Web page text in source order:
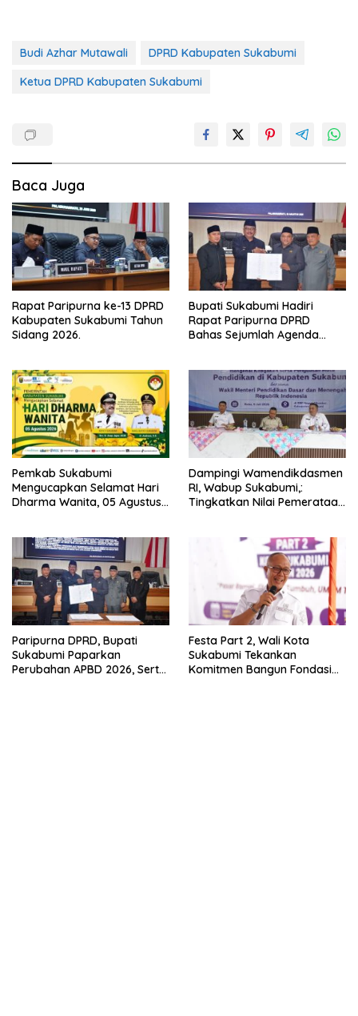
Budi Azhar Mutawali
DPRD Kabupaten Sukabumi
Ketua DPRD Kabupaten Sukabumi
Baca Juga
Rapat Paripurna ke-13 DPRD
Kabupaten Sukabumi Tahun
Sidang 2026.
Bupati Sukabumi Hadiri
Rapat Paripurna DPRD
Bahas Sejumlah Agenda
Pemkab Sukabumi
Mengucapkan Selamat Hari
Dharma Wanita, 05 Agustus
Dampingi Wamendikdasmen
RI, Wabup Sukabumi,:
Tingkatkan Nilai Pemerataan
Paripurna DPRD, Bupati
Sukabumi Paparkan
Perubahan APBD 2026, Serta
Festa Part 2, Wali Kota
Sukabumi Tekankan
Komitmen Bangun Fondasi